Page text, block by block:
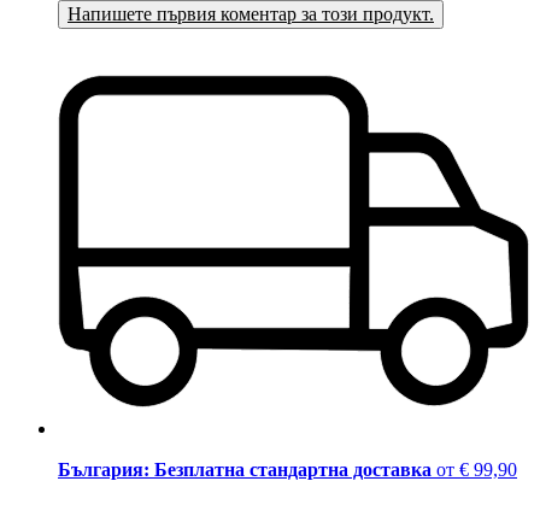
Напишете първия коментар за този продукт.
България: Безплатна стандартна доставка от € 99,90